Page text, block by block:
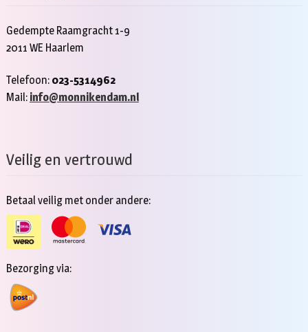
Gedempte Raamgracht 1-9
2011 WE Haarlem
Telefoon: 023-5314962
Mail: info@monnikendam.nl
Veilig en vertrouwd
Betaal veilig met onder andere:
Bezorging via: